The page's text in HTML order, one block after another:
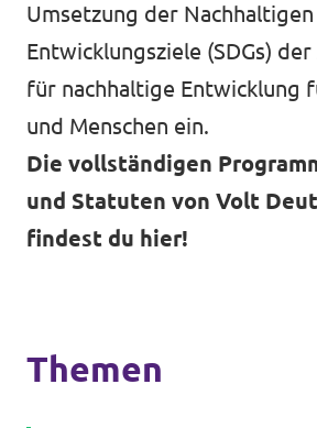
Umsetzung der Nachhaltigen
Entwicklungsziele (SDGs)
für nachhaltige Entwicklung
und Menschen ein.
Die vollständigen
und Statuten von Volt
findest du hier!
Themen